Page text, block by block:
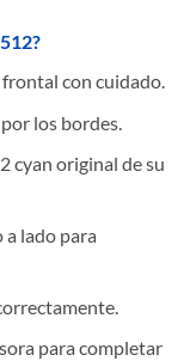
con cuidado.
los bordes.
cyan original de su
lado para
para completar